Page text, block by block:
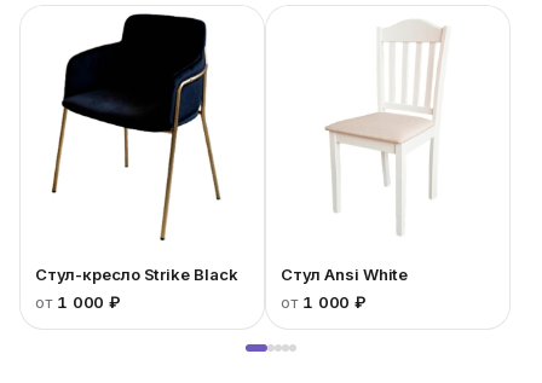
Стул-кресло Strike Black
от 1 000 ₽
Стул Ansi White
от 1 000 ₽